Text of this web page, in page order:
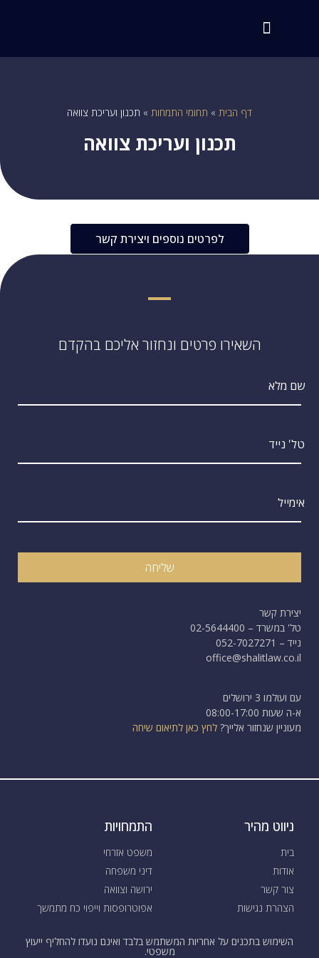
דף הבית » תחומי התמחות » תכנון ועריכת צוואה
תכנון ועריכת צוואה
לפרטים נוספים ויצירת קשר
השאירו פרטים ונחזור אליכם בהקדם
שם מלא
טל' נייד
אימייל
שליחה
יצירת קשר
טל' במשרד – 02-5644400
נייד – 052-7027271
office@shalitlaw.co.il
עם ועולמו 3 ירושלים
א-ה שעות 08:00-17:00
מעוניין שנחזור אלייך? לחץ כאן לתיאום שיחה
ניווט מהיר
בית
אודות
צור קשר
הצהרת נגישות
התמחויות
משפט אזרחי
דיני משפחה
ירושה וצוואה
אפוטרופסות וייפוי כח מתמשך
השימוש בתכנים על אחריות המשתמש בלבד ואינם נועדו להחליף ייעוץ
משפטי.